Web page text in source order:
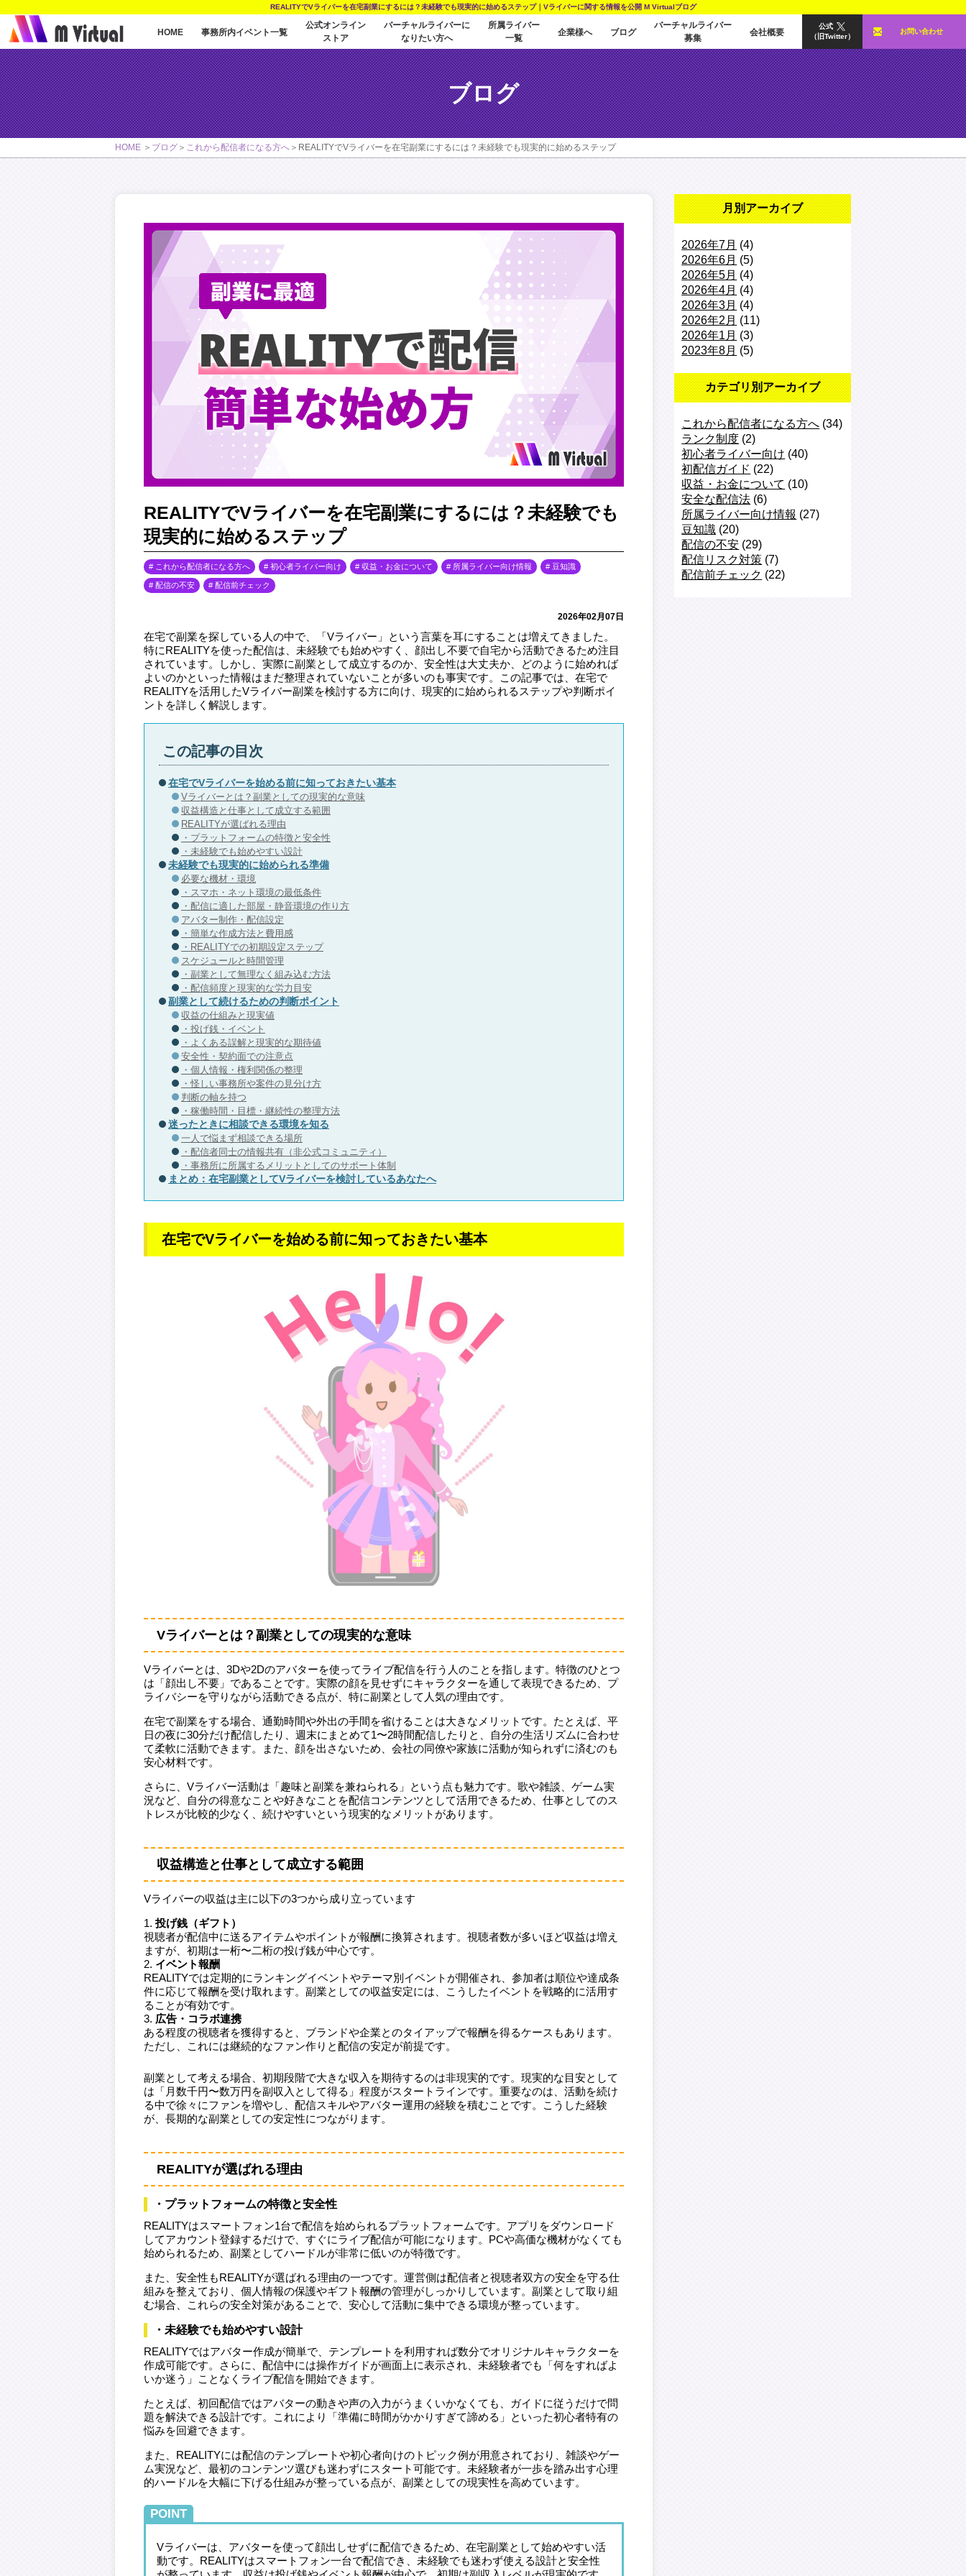
REALITYでVライバーを在宅副業にするには？未経験でも現実的に始めるステップ｜Vライバーに関する情報を公開 M Virtualブログ
HOME 事務所内イベント一覧
公式オンライン
ストア
バーチャルライバーに
なりたい方へ
所属ライバー
一覧
企業様へ ブログ
バーチャルライバー
募集
会社概要
公式
（旧Twitter）
お問い合わせ
ブログ
HOME ブログ これから配信者になる方へ REALITYでVライバーを在宅副業にするには？未経験でも現実的に始めるステップ
REALITYでVライバーを在宅副業にするには？未経験でも
現実的に始めるステップ
これから配信者になる方へ 初心者ライバー向け 収益・お金について 所属ライバー向け情報 豆知識
配信の不安 配信前チェック
2026年02月07日
在宅で副業を探している人の中で、「Vライバー」という言葉を耳にすることは増えてきました。
特にREALITYを使った配信は、未経験でも始めやすく、顔出し不要で自宅から活動できるため注目
されています。しかし、実際に副業として成立するのか、安全性は大丈夫か、どのように始めれば
よいのかといった情報はまだ整理されていないことが多いのも事実です。この記事では、在宅で
REALITYを活用したVライバー副業を検討する方に向け、現実的に始められるステップや判断ポイ
ントを詳しく解説します。
この記事の目次
在宅でVライバーを始める前に知っておきたい基本
Vライバーとは？副業としての現実的な意味
収益構造と仕事として成立する範囲
REALITYが選ばれる理由
・プラットフォームの特徴と安全性
・未経験でも始めやすい設計
未経験でも現実的に始められる準備
必要な機材・環境
・スマホ・ネット環境の最低条件
・配信に適した部屋・静音環境の作り方
アバター制作・配信設定
・簡単な作成方法と費用感
・REALITYでの初期設定ステップ
スケジュールと時間管理
・副業として無理なく組み込む方法
・配信頻度と現実的な労力目安
副業として続けるための判断ポイント
収益の仕組みと現実値
・投げ銭・イベント
・よくある誤解と現実的な期待値
安全性・契約面での注意点
・個人情報・権利関係の整理
・怪しい事務所や案件の見分け方
判断の軸を持つ
・稼働時間・目標・継続性の整理方法
迷ったときに相談できる環境を知る
一人で悩まず相談できる場所
・配信者同士の情報共有（非公式コミュニティ）
・事務所に所属するメリットとしてのサポート体制
まとめ：在宅副業としてVライバーを検討しているあなたへ
在宅でVライバーを始める前に知っておきたい基本
Vライバーとは？副業としての現実的な意味
Vライバーとは、3Dや2Dのアバターを使ってライブ配信を行う人のことを指します。特徴のひとつ
は「顔出し不要」であることです。実際の顔を見せずにキャラクターを通して表現できるため、プ
ライバシーを守りながら活動できる点が、特に副業として人気の理由です。
在宅で副業をする場合、通勤時間や外出の手間を省けることは大きなメリットです。たとえば、平
日の夜に30分だけ配信したり、週末にまとめて1〜2時間配信したりと、自分の生活リズムに合わせ
て柔軟に活動できます。また、顔を出さないため、会社の同僚や家族に活動が知られずに済むのも
安心材料です。
さらに、Vライバー活動は「趣味と副業を兼ねられる」という点も魅力です。歌や雑談、ゲーム実
況など、自分の得意なことや好きなことを配信コンテンツとして活用できるため、仕事としてのス
トレスが比較的少なく、続けやすいという現実的なメリットがあります。
収益構造と仕事として成立する範囲
Vライバーの収益は主に以下の3つから成り立っています
投げ銭（ギフト）
視聴者が配信中に送るアイテムやポイントが報酬に換算されます。視聴者数が多いほど収益は増え
ますが、初期は一桁〜二桁の投げ銭が中心です。
イベント報酬
REALITYでは定期的にランキングイベントやテーマ別イベントが開催され、参加者は順位や達成条
件に応じて報酬を受け取れます。副業としての収益安定には、こうしたイベントを戦略的に活用す
ることが有効です。
広告・コラボ連携
ある程度の視聴者を獲得すると、ブランドや企業とのタイアップで報酬を得るケースもあります。
ただし、これには継続的なファン作りと配信の安定が前提です。
副業として考える場合、初期段階で大きな収入を期待するのは非現実的です。現実的な目安として
は「月数千円〜数万円を副収入として得る」程度がスタートラインです。重要なのは、活動を続け
る中で徐々にファンを増やし、配信スキルやアバター運用の経験を積むことです。こうした経験
が、長期的な副業としての安定性につながります。
REALITYが選ばれる理由
・プラットフォームの特徴と安全性
REALITYはスマートフォン1台で配信を始められるプラットフォームです。アプリをダウンロード
してアカウント登録するだけで、すぐにライブ配信が可能になります。PCや高価な機材がなくても
始められるため、副業としてハードルが非常に低いのが特徴です。
また、安全性もREALITYが選ばれる理由の一つです。運営側は配信者と視聴者双方の安全を守る仕
組みを整えており、個人情報の保護やギフト報酬の管理がしっかりしています。副業として取り組
む場合、これらの安全対策があることで、安心して活動に集中できる環境が整っています。
・未経験でも始めやすい設計
REALITYではアバター作成が簡単で、テンプレートを利用すれば数分でオリジナルキャラクターを
作成可能です。さらに、配信中には操作ガイドが画面上に表示され、未経験者でも「何をすればよ
いか迷う」ことなくライブ配信を開始できます。
たとえば、初回配信ではアバターの動きや声の入力がうまくいかなくても、ガイドに従うだけで問
題を解決できる設計です。これにより「準備に時間がかかりすぎて諦める」といった初心者特有の
悩みを回避できます。
また、REALITYには配信のテンプレートや初心者向けのトピック例が用意されており、雑談やゲー
ム実況など、最初のコンテンツ選びも迷わずにスタート可能です。未経験者が一歩を踏み出す心理
的ハードルを大幅に下げる仕組みが整っている点が、副業としての現実性を高めています。
POINT
Vライバーは、アバターを使って顔出しせずに配信できるため、在宅副業として始めやすい活
動です。REALITYはスマートフォン一台で配信でき、未経験でも迷わず使える設計と安全性
月別アーカイブ
2026年7月 (4)
2026年6月 (5)
2026年5月 (4)
2026年4月 (4)
2026年3月 (4)
2026年2月 (11)
2026年1月 (3)
2023年8月 (5)
カテゴリ別アーカイブ
これから配信者になる方へ (34)
ランク制度 (2)
初心者ライバー向け (40)
初配信ガイド (22)
収益・お金について (10)
安全な配信法 (6)
所属ライバー向け情報 (27)
豆知識 (20)
配信の不安 (29)
配信リスク対策 (7)
配信前チェック (22)